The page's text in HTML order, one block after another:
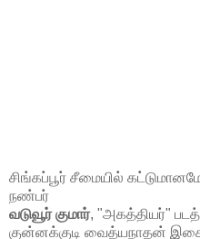
சிங்கப்பூர் சீமையில்
நண்பர்
வடுவூர் குமார், "அகத்தியர்"
குன்னக்குடி வைத்யநாதன்